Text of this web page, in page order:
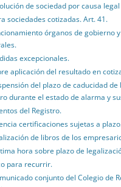
de sociedad por causa
sociedades cotizadas. Art. 41.
órganos de gobierno
excepcionales.
aplicación del resultado en
del plazo de caducidad
durante el estado de alarma y
del Registro.
certificaciones sujetas a
de libros de los
hora sobre plazo de
para recurrir.
conjunto del Colegio de